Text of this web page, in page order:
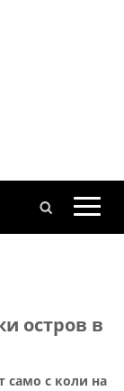
остров в
само с коли на